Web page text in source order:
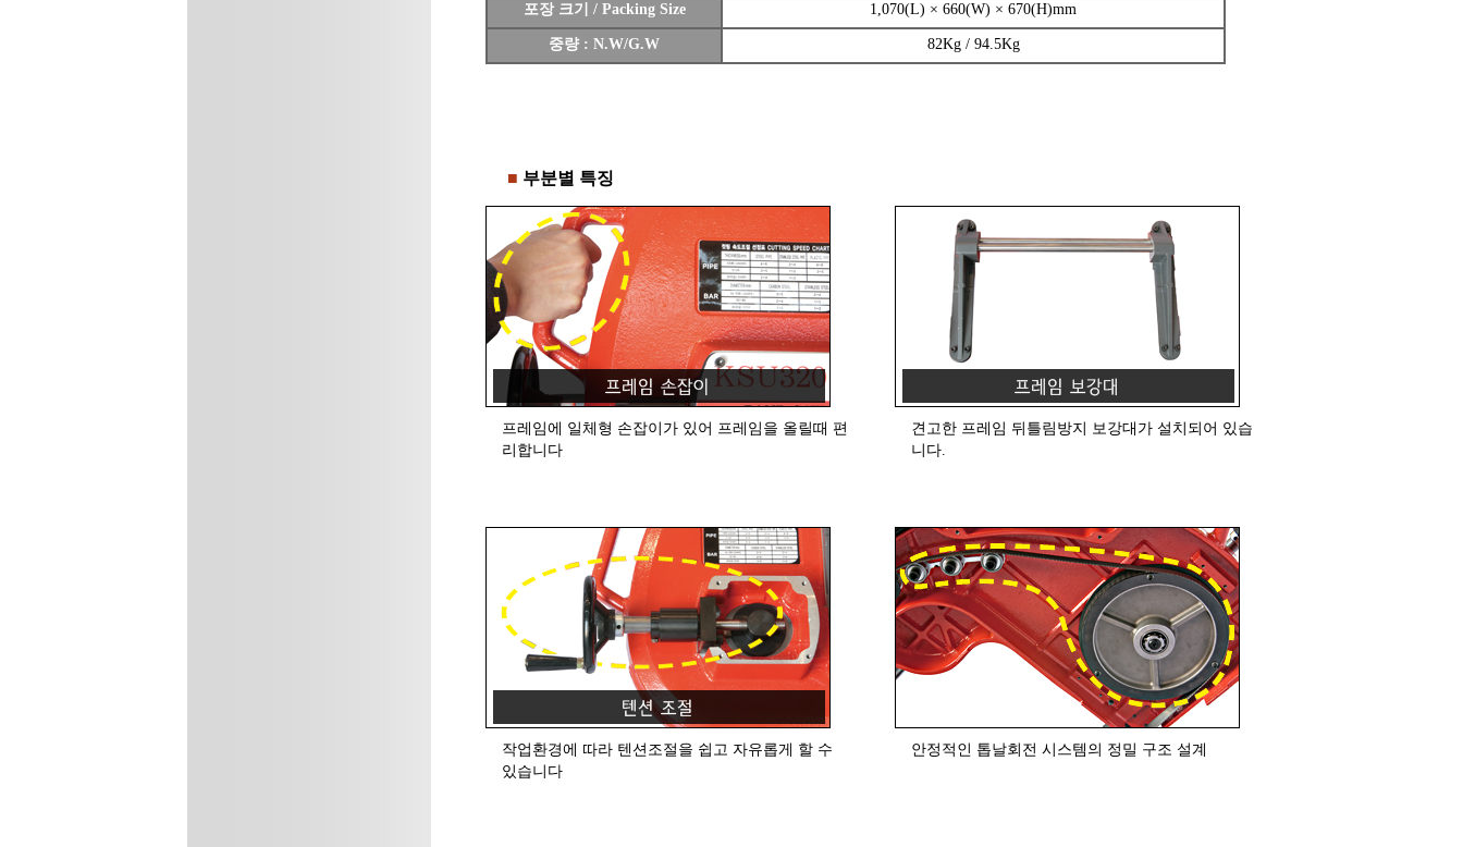
포장 크기 / Packing Size 1,070(L) × 660(W) × 670(H)mm
중량 : N.W/G.W 82Kg / 94.5Kg
■ 부분별 특징
프레임에 일체형 손잡이가 있어 프레임을 올릴때 편
리합니다
견고한 프레임 뒤틀림방지 보강대가 설치되어 있습
니다.
작업환경에 따라 텐션조절을 쉽고 자유롭게 할 수
있습니다
안정적인 톱날회전 시스템의 정밀 구조 설계